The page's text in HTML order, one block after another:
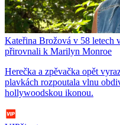
Kateřina Brožová v 58 letech
přirovnali k Marilyn Monroe
Herečka a zpěvačka opět
plavkách rozpoutala vlnu
hollywoodskou ikonou.